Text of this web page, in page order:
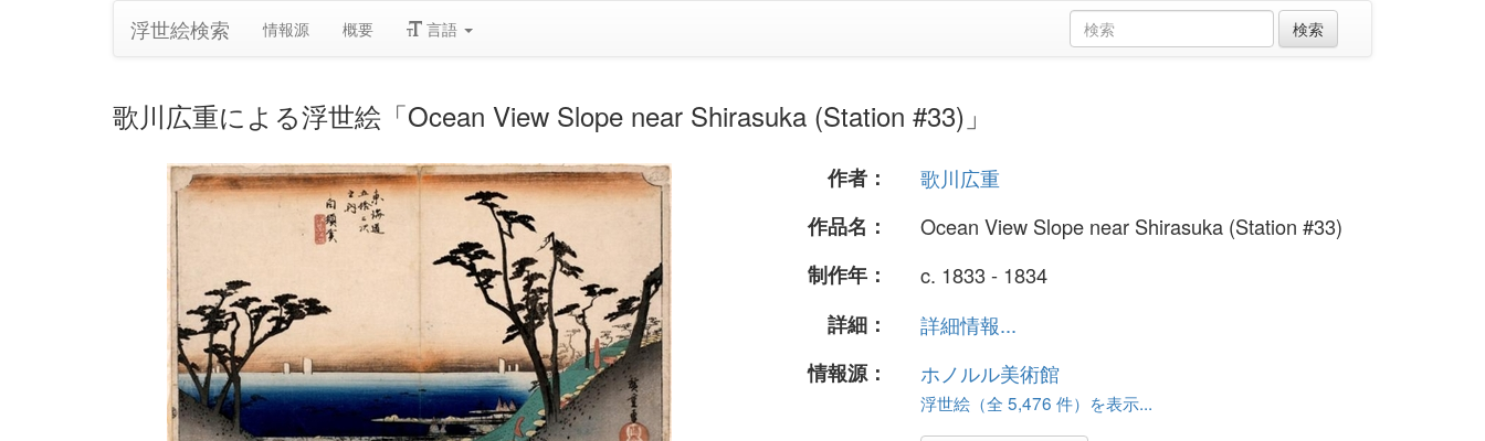
浮世絵検索 情報源 概要 言語
歌川広重による浮世絵「Ocean View Slope near Shirasuka (Station #33)」
作者：
歌川広重
作品名：
Ocean View Slope near Shirasuka (Station #33)
制作年：
c. 1833 - 1834
詳細：
詳細情報...
情報源：
ホノルル美術館
浮世絵（全 5,476 件）を表示...